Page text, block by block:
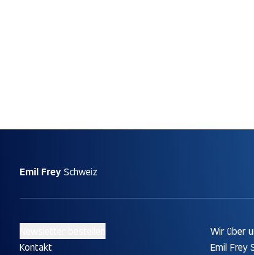
Emil Frey Schweiz
Kontakt
Wir über
Emil Frey